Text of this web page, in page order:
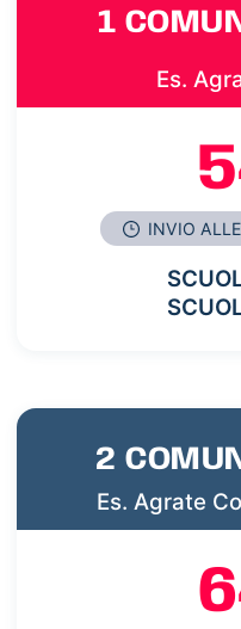
1
Es.
INVIO
2
Es. Agrate